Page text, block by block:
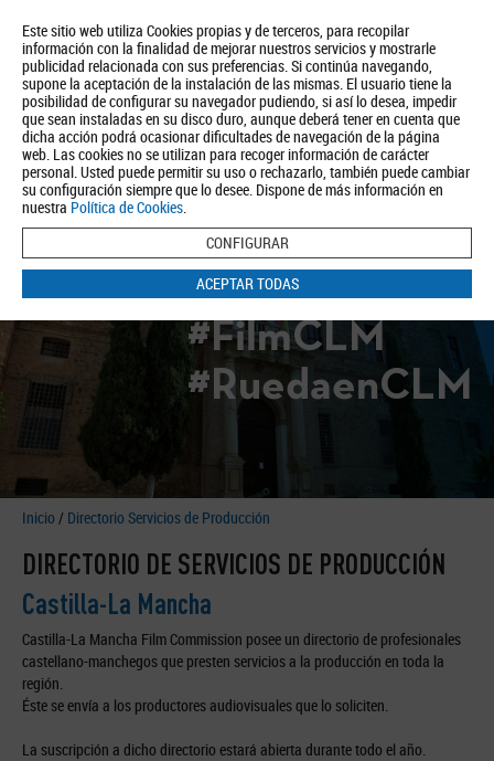
Este sitio web utiliza Cookies propias y de terceros, para recopilar
información con la finalidad de mejorar nuestros servicios y mostrarle
publicidad relacionada con sus preferencias. Si continúa navegando,
supone la aceptación de la instalación de las mismas. El usuario tiene la
posibilidad de configurar su navegador pudiendo, si así lo desea, impedir
que sean instaladas en su disco duro, aunque deberá tener en cuenta que
dicha acción podrá ocasionar dificultades de navegación de la página
web. Las cookies no se utilizan para recoger información de carácter
personal. Usted puede permitir su uso o rechazarlo, también puede cambiar
su configuración siempre que lo desee. Dispone de más información en
nuestra Política de Cookies.
CONFIGURAR
ACEPTAR TODAS
Quiénes somos Turismo Política de Privacidad Aviso Legal
Política de Cookies
BUSCAR
#FilmCLM
#RuedaenCLM
Inicio / Directorio Servicios de Producción
DIRECTORIO DE SERVICIOS DE PRODUCCIÓN
Castilla-La Mancha
Castilla-La Mancha Film Commission posee un directorio de profesionales
castellano-manchegos que presten servicios a la producción en toda la
región.
Éste se envía a los productores audiovisuales que lo soliciten.
La suscripción a dicho directorio estará abierta durante todo el año.